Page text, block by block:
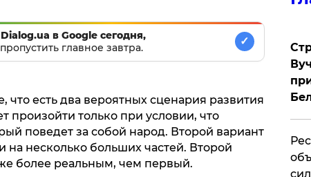
в Google сегодня,
главное завтра.
✓
есть два вероятных сценария развития
произойти только при условии, что
поведет за собой народ. Второй вариант
несколько больших частей. Второй
более реальным, чем первый.